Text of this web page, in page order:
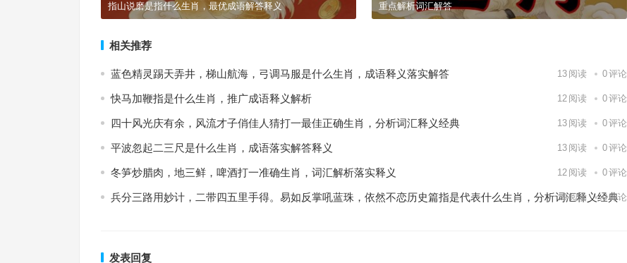
指山说磨是指什么生肖，最优成语解答释义
重点解析词汇解答
相关推荐
蓝色精灵踢天弄井，梯山航海，弓调马服是什么生肖，成语释义落实解答 13 阅读 0评论
快马加鞭指是什么生肖，推广成语释义解析 12 阅读 0评论
四十风光庆有余，风流才子俏佳人猜打一最佳正确生肖，分析词汇释义经典 13 阅读 0评论
平波忽起二三尺是什么生肖，成语落实解答释义 13 阅读 0评论
冬笋炒腊肉，地三鲜，啤酒打一准确生肖，词汇解析落实释义 12 阅读 0评论
兵分三路用妙计，二带四五里手得。易如反掌吼蓝珠，依然不恋历史篇指是代表什么生肖，分析词汇释义经典
9 阅读 0评论
发表回复